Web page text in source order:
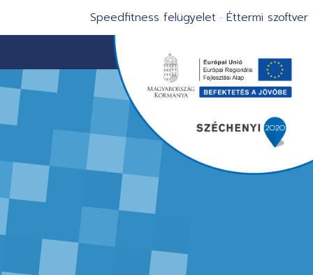
Speedfitness felügyelet ·Éttermi szoftver